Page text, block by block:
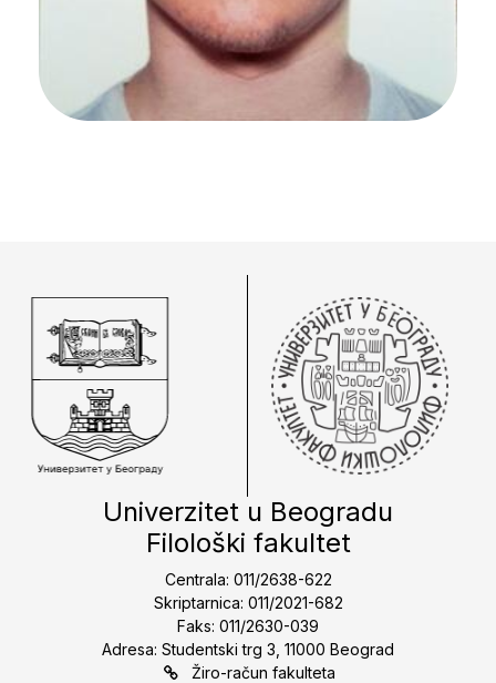
Univerzitet u Beogradu
Filološki fakultet
Centrala: 011/2638-622
Skriptarnica: 011/2021-682
Faks: 011/2630-039
Adresa: Studentski trg 3, 11000 Beograd
Žiro-račun fakulteta